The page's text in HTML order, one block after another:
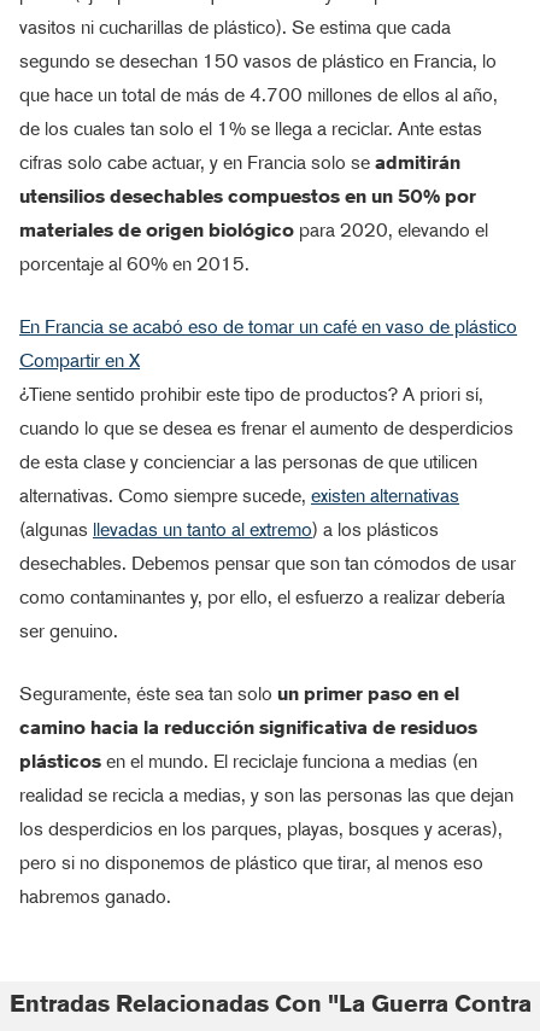
vasitos ni cucharillas de plástico). Se estima que cada
segundo se desechan 150 vasos de plástico en Francia, lo
que hace un total de más de 4.700 millones de ellos al año,
de los cuales tan solo el 1% se llega a reciclar. Ante estas
cifras solo cabe actuar, y en Francia solo se admitirán
utensilios desechables compuestos en un 50% por
materiales de origen biológico para 2020, elevando el
porcentaje al 60% en 2015.
En Francia se acabó eso de tomar un café en vaso de plástico
Compartir en X
¿Tiene sentido prohibir este tipo de productos? A priori sí,
cuando lo que se desea es frenar el aumento de desperdicios
de esta clase y concienciar a las personas de que utilicen
alternativas. Como siempre sucede, existen alternativas
(algunas llevadas un tanto al extremo) a los plásticos
desechables. Debemos pensar que son tan cómodos de usar
como contaminantes y, por ello, el esfuerzo a realizar debería
ser genuino.
Seguramente, éste sea tan solo un primer paso en el
camino hacia la reducción significativa de residuos
plásticos en el mundo. El reciclaje funciona a medias (en
realidad se recicla a medias, y son las personas las que dejan
los desperdicios en los parques, playas, bosques y aceras),
pero si no disponemos de plástico que tirar, al menos eso
habremos ganado.
Entradas Relacionadas Con "La Guerra Contra